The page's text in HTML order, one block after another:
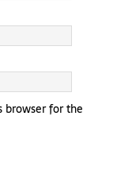
browser for the